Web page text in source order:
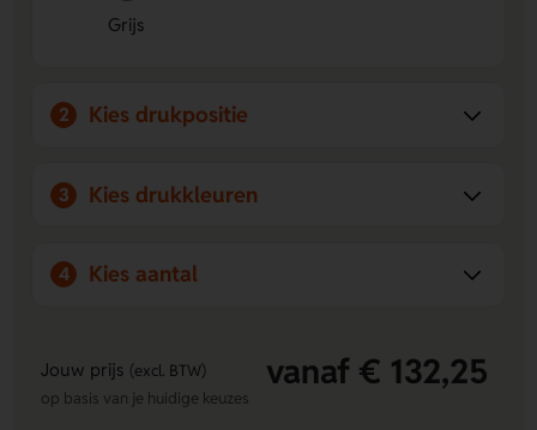
Grijs
2 Kies drukpositie
3 Kies drukkleuren
4 Kies aantal
Jouw prijs (excl. BTW) vanaf € 132,25
op basis van je huidige keuzes